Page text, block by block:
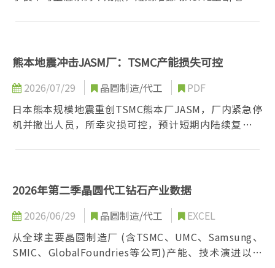
备厂构成实质压力，长期营收版图预期持续遭侵蚀。
熊本地震冲击JASM厂：TSMC产能损失可控
2026/07/29 晶圆制造/代工
PDF
日本熊本规模地震重创TSMC熊本厂JASM，厂内紧急停
机并撤出人员，所幸灾损可控，预计短期内陆续复线，
片出货恐略有递延。
2026年第二季晶圆代工钻石产业数据
2026/06/29 晶圆制造/代工
EXCEL
从全球主要晶圆制造厂 (含TSMC、UMC、Samsung、
SMIC、GlobalFoundries等公司)产能、技术演进以及